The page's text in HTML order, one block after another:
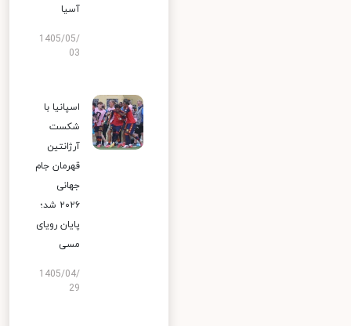
آسیا
1405/05/
03
اسپانیا با
شکست
آرژانتین
قهرمان جام
جهانی
۲۰۲۶ شد؛
پایان رویای
مسی
1405/04/
29